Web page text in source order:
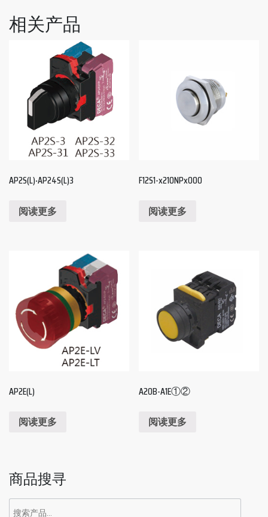
相关产品
AP2S(L)‧AP24S(L)3
阅读更多
F12S1-x210NPx000
阅读更多
AP2E(L)
阅读更多
A20B-A1E①②
阅读更多
商品搜寻